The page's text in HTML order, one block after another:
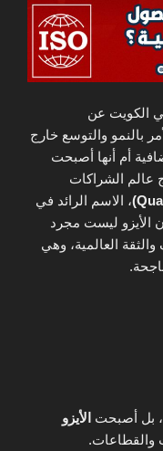
الكويت عن
بالنمو والتوسع خارج
أم أنها أصبحت
عالم الشراكات
، الاسم الرائد في
الأيزو ليست مجرد
العالمية، وهي
بل أصبحت الأيزو
والقطاعات.